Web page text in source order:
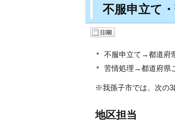
不服申立て
不服申立て→都道府
苦情処理→都道府県
※我孫子市では、次の3
地区担当